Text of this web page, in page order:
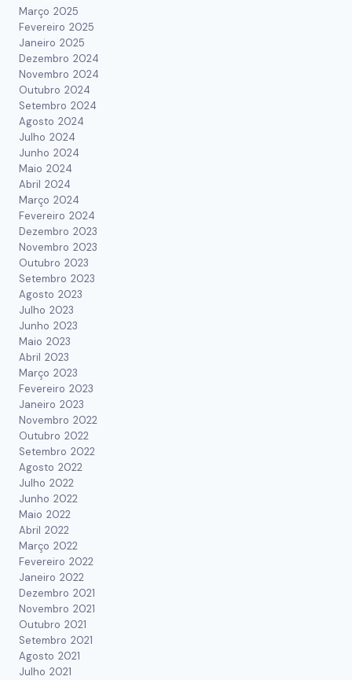
Março 2025
Fevereiro 2025
Janeiro 2025
Dezembro 2024
Novembro 2024
Outubro 2024
Setembro 2024
Agosto 2024
Julho 2024
Junho 2024
Maio 2024
Abril 2024
Março 2024
Fevereiro 2024
Dezembro 2023
Novembro 2023
Outubro 2023
Setembro 2023
Agosto 2023
Julho 2023
Junho 2023
Maio 2023
Abril 2023
Março 2023
Fevereiro 2023
Janeiro 2023
Novembro 2022
Outubro 2022
Setembro 2022
Agosto 2022
Julho 2022
Junho 2022
Maio 2022
Abril 2022
Março 2022
Fevereiro 2022
Janeiro 2022
Dezembro 2021
Novembro 2021
Outubro 2021
Setembro 2021
Agosto 2021
Julho 2021